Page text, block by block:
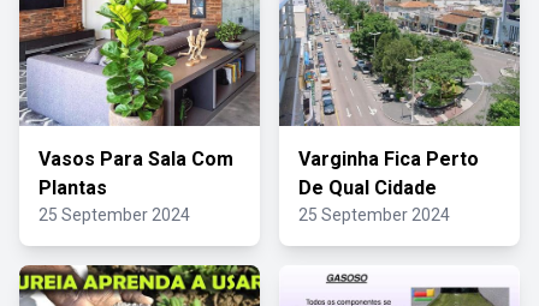
Vasos Para Sala Com
Plantas
25 September 2024
Varginha Fica Perto
De Qual Cidade
25 September 2024